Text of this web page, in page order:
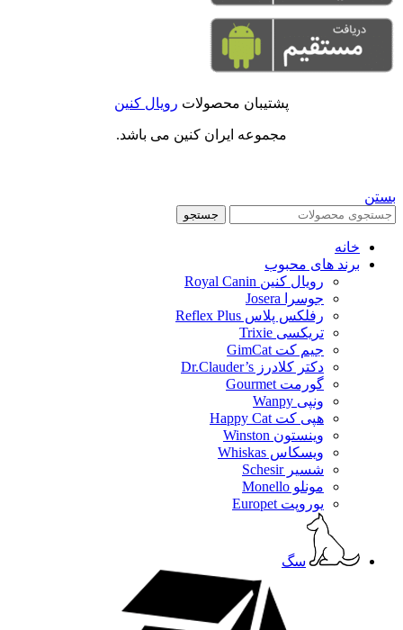
پشتیبان محصولات رویال کنین
مجموعه ایران کنین می باشد.
بستن
جستجو
خانه
برند های محبوب
رویال کنین Royal Canin
جوسرا Josera
رفلکس پلاس Reflex Plus
تریکسی Trixie
جیم کت GimCat
دکتر کلادرز Dr.Clauder’s
گورمت Gourmet
ونپی Wanpy
هپی کت Happy Cat
وینستون Winston
ویسکاس Whiskas
شسیر Schesir
مونلو Monello
یوروپت Europet
سگ